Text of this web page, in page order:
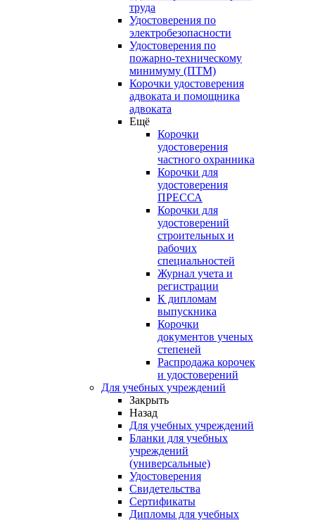
труда
Удостоверения по
электробезопасности
Удостоверения по
пожарно-техническому
минимуму (ПТМ)
Корочки удостоверения
адвоката и помощника
адвоката
Ещё
Корочки
удостоверения
частного охранника
Корочки для
удостоверения
ПРЕССА
Корочки для
удостоверений
строительных и
рабочих
специальностей
Журнал учета и
регистрации
К дипломам
выпускника
Корочки
документов ученых
степеней
Распродажа корочек
и удостоверений
Для учебных учреждений
Закрыть
Назад
Для учебных учреждений
Бланки для учебных
учреждений
(универсальные)
Удостоверения
Свидетельства
Сертификаты
Дипломы для учебных